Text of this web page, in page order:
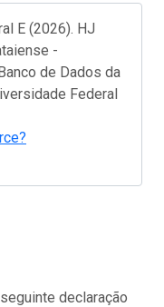
E (2026). HJ
-
de Dados da
Federal
declaração